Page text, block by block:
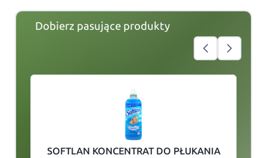
Dobierz pasujące produkty
SOFTLAN KONCENTRAT DO PŁUKANIA